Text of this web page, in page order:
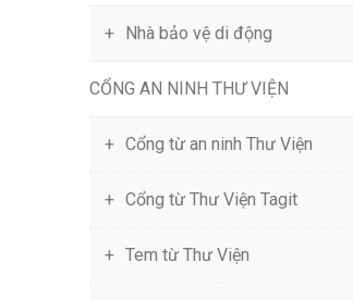
Nhà bảo vệ di động
CỔNG AN NINH THƯ VIỆN
Cổng từ an ninh Thư Viện
Cổng từ Thư Viện Tagit
Tem từ Thư Viện